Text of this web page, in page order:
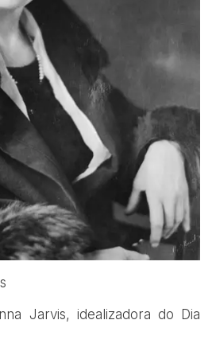
Jarvis, idealizadora do Dia